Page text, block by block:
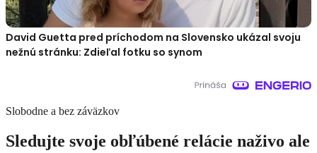
David Guetta pred príchodom na Slovensko ukázal svoju
nežnú stránku: Zdieľal fotku so synom
Slobodne a bez záväzkov
Sledujte svoje obľúbené relácie naživo ale